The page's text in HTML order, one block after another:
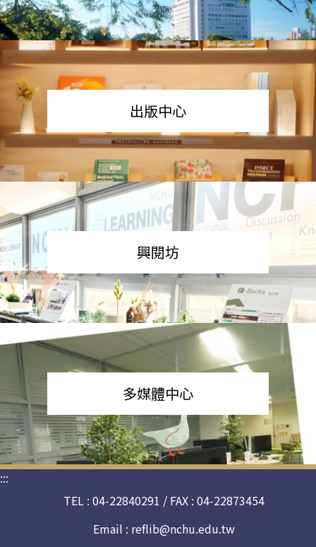
出版中心
興閱坊
多媒體中心
:::
TEL : 04-22840291 / FAX : 04-22873454
Email : reflib@nchu.edu.tw